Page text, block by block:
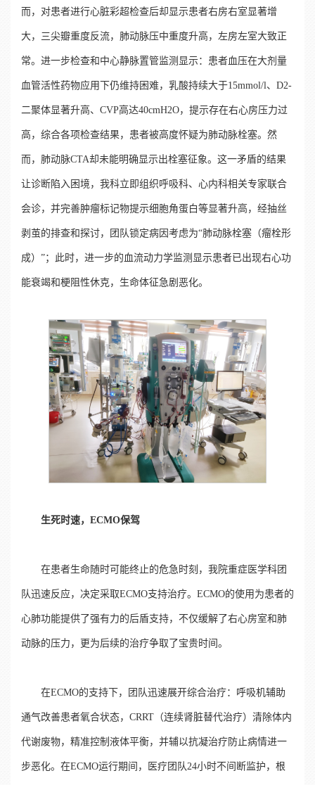
而，对患者进行心脏彩超检查后却显示患者右房右室显著增
大，三尖瓣重度反流，肺动脉压中重度升高，左房左室大致正
常。进一步检查和中心静脉置管监测显示：患者血压在大剂量
血管活性药物应用下仍维持困难，乳酸持续大于15mmol/l、D2-
二聚体显著升高、CVP高达40cmH2O，提示存在右心房压力过
高，综合各项检查结果，患者被高度怀疑为肺动脉栓塞。然
而，肺动脉CTA却未能明确显示出栓塞征象。这一矛盾的结果
让诊断陷入困境，我科立即组织呼吸科、心内科相关专家联合
会诊，并完善肿瘤标记物提示细胞角蛋白等显著升高，经抽丝
剥茧的排查和探讨，团队锁定病因考虑为“肺动脉栓塞（瘤栓形
成）”；此时，进一步的血流动力学监测显示患者已出现右心功
能衰竭和梗阻性休克，生命体征急剧恶化。
生死时速， ECMO保驾
在患者生命随时可能终止的危急时刻，我院重症医学科团
队迅速反应，决定采取ECMO支持治疗。ECMO的使用为患者的
心肺功能提供了强有力的后盾支持，不仅缓解了右心房室和肺
动脉的压力，更为后续的治疗争取了宝贵时间。
在ECMO的支持下，团队迅速展开综合治疗：呼吸机辅助
通气改善患者氧合状态，CRRT（连续肾脏替代治疗）清除体内
代谢废物，精准控制液体平衡，并辅以抗凝治疗防止病情进一
步恶化。在ECMO运行期间，医疗团队24小时不间断监护，根